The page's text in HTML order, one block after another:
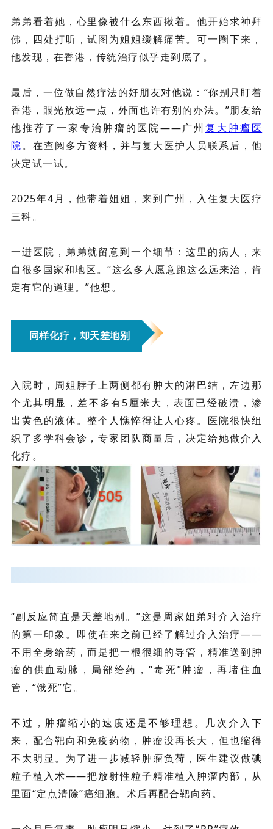
弟弟看着她，心里像被什么东西揪着。他开始求神拜
佛，四处打听，试图为姐姐缓解痛苦。可一圈下来，
他发现，在香港，传统治疗似乎走到底了。
最后，一位做自然疗法的好朋友对他说：“你别只盯着
香港，眼光放远一点，外面也许有别的办法。”朋友给
他推荐了一家专治肿瘤的医院——广州复大肿瘤医
院。在查阅多方资料，并与复大医护人员联系后，他
决定试一试。
2025年4月，他带着姐姐，来到广州，入住复大医疗
三科。
一进医院，弟弟就留意到一个细节：这里的病人，来
自很多国家和地区。“这么多人愿意跑这么远来治，肯
定有它的道理。”他想。
同样化疗，却天差地别
入院时，周姐脖子上两侧都有肿大的淋巴结，左边那
个尤其明显，差不多有5厘米大，表面已经破溃，渗
出黄色的液体。整个人憔悴得让人心疼。医院很快组
织了多学科会诊，专家团队商量后，决定给她做介入
化疗。
“副反应简直是天差地别。”这是周家姐弟对介入治疗
的第一印象。即使在来之前已经了解过介入治疗——
不用全身给药，而是把一根很细的导管，精准送到肿
瘤的供血动脉，局部给药，“毒死”肿瘤，再堵住血
管，“饿死”它。
不过，肿瘤缩小的速度还是不够理想。几次介入下
来，配合靶向和免疫药物，肿瘤没再长大，但也缩得
不太明显。为了进一步减轻肿瘤负荷，医生建议做碘
粒子植入术——把放射性粒子精准植入肿瘤内部，从
里面“定点清除”癌细胞。术后再配合靶向药。